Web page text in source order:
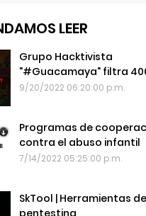
LEER
Grupo Hacktivista
"#Guacamaya" filtra
emails de las Fuerzas
9/20/2022 06:20:00 p.m.
Programas de
contra el abuso infantil
7/14/2022 05:25:00 p.m.
SkTool | Herramientas de
pentesting